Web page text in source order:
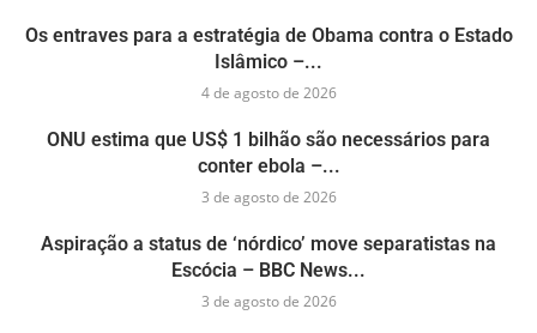
Os entraves para a estratégia de Obama contra o Estado
Islâmico –...
4 de agosto de 2026
ONU estima que US$ 1 bilhão são necessários para
conter ebola –...
3 de agosto de 2026
Aspiração a status de ‘nórdico’ move separatistas na
Escócia – BBC News...
3 de agosto de 2026